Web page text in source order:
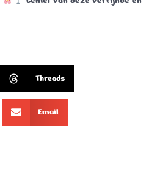
Threads
Email